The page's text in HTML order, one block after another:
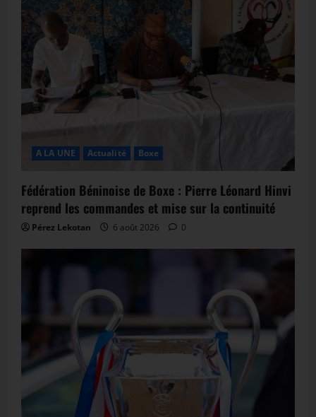
A LA UNE Actualité Boxe
Fédération Béninoise de Boxe : Pierre Léonard Hinvi
reprend les commandes et mise sur la continuité
Pérez Lekotan 6 août 2026 0